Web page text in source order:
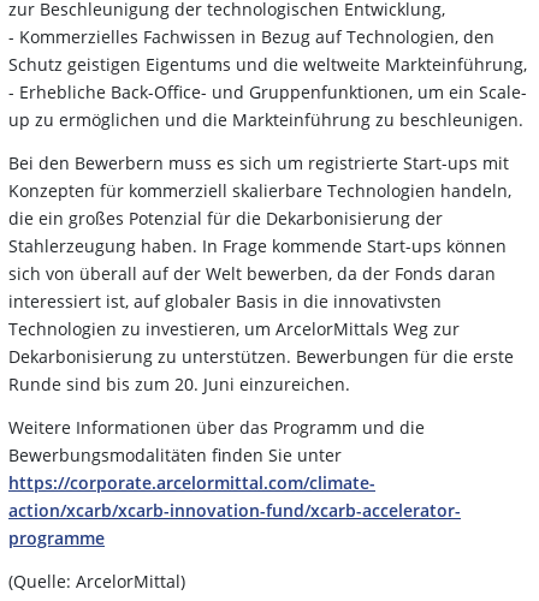
zur Beschleunigung der technologischen Entwicklung,
- Kommerzielles Fachwissen in Bezug auf Technologien, den
Schutz geistigen Eigentums und die weltweite Markteinführung,
- Erhebliche Back-Office- und Gruppenfunktionen, um ein Scale-
up zu ermöglichen und die Markteinführung zu beschleunigen.
Bei den Bewerbern muss es sich um registrierte Start-ups mit
Konzepten für kommerziell skalierbare Technologien handeln,
die ein großes Potenzial für die Dekarbonisierung der
Stahlerzeugung haben. In Frage kommende Start-ups können
sich von überall auf der Welt bewerben, da der Fonds daran
interessiert ist, auf globaler Basis in die innovativsten
Technologien zu investieren, um ArcelorMittals Weg zur
Dekarbonisierung zu unterstützen. Bewerbungen für die erste
Runde sind bis zum 20. Juni einzureichen.
Weitere Informationen über das Programm und die
Bewerbungsmodalitäten finden Sie unter
https://corporate.arcelormittal.com/climate-
action/xcarb/xcarb-innovation-fund/xcarb-accelerator-
programme
(Quelle: ArcelorMittal)